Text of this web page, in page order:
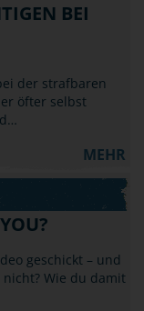
BEI
der strafbaren
öfter selbst
MEHR
geschickt – und
Wie du damit